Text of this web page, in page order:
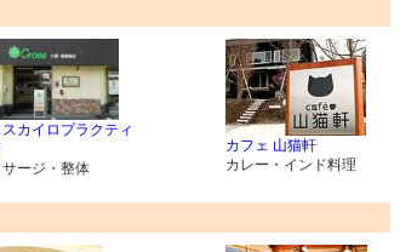
スカイロプラクティ
サージ・整体
カフェ 山猫軒
カレー・インド料理